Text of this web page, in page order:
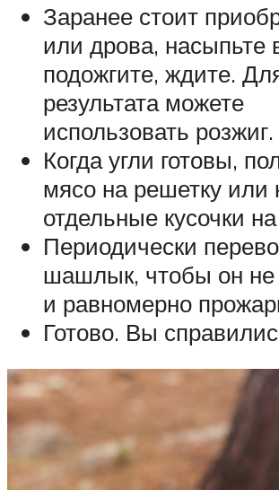
Заранее стоит
или дрова, насыпьте
подожгите, ждите.
результата можете
использовать розжиг.
Когда угли готовы,
мясо на решетку или
отдельные кусочки
Периодически
шашлык, чтобы он не
и равномерно
Готово. Вы